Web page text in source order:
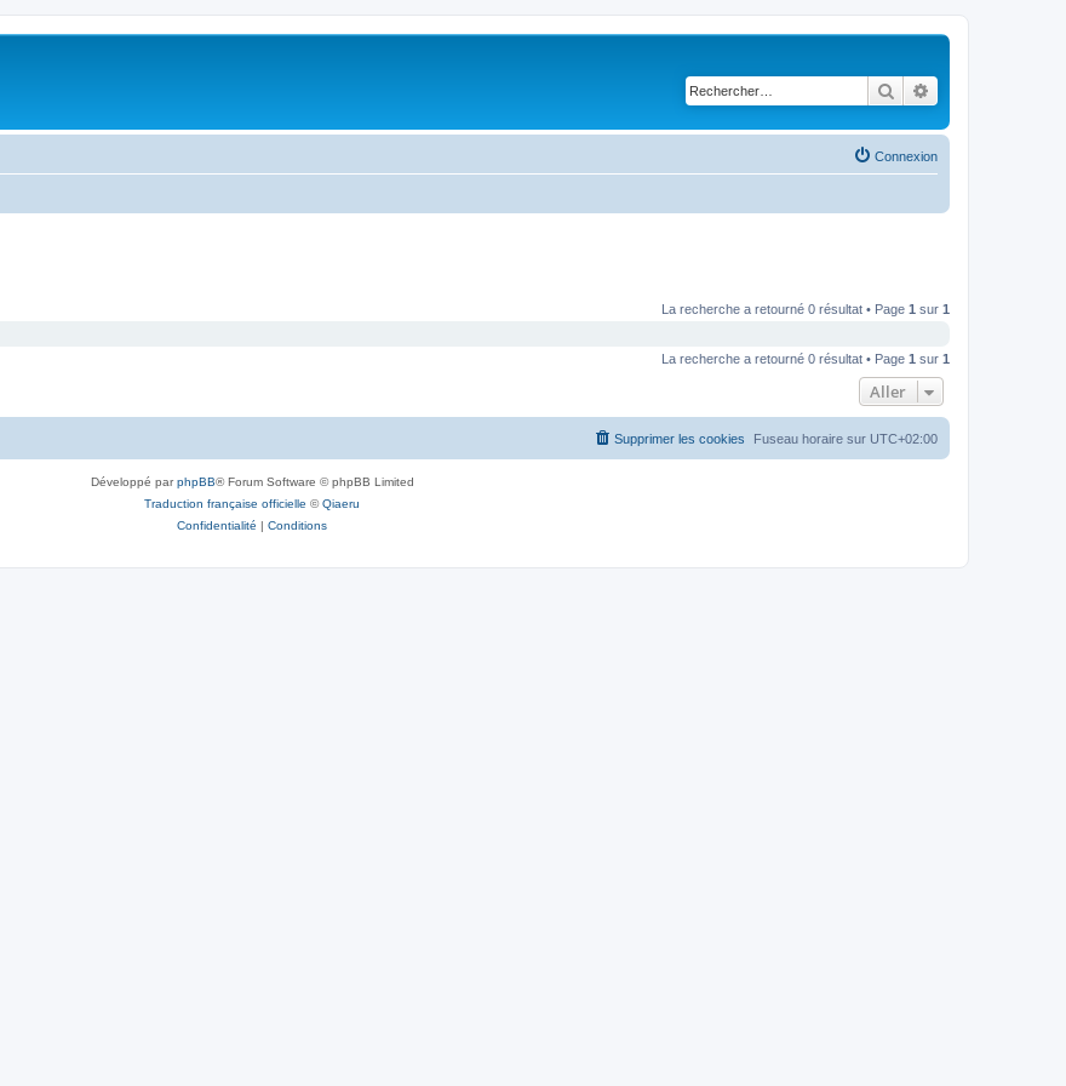
Rechercher
Connexion
La recherche a retourné 0 résultat • Page 1 sur 1
La recherche a retourné 0 résultat • Page 1 sur 1
Aller
Fuseau horaire sur UTC+02:00
Supprimer les cookies
Développé parphpBB® Forum Software © phpBB Limited
Traduction française officielle ©Qiaeru
Confidentialité | Conditions